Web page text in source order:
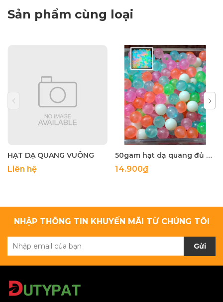
Sản phẩm cùng loại
HẠT DẠ QUANG VUÔNG
Liên hệ
50gam hạt dạ quang đủ màu 6mm, 8mm, 10mm, 12mm, hạt nhựa tròn
14.900₫
NHẬP THÔNG TIN KHUYẾN MÃI TỪ CHÚNG TÔI
Gửi